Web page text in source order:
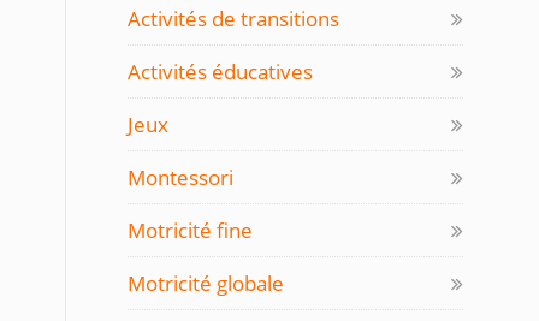
Activités de transitions
Activités éducatives
Jeux
Montessori
Motricité fine
Motricité globale